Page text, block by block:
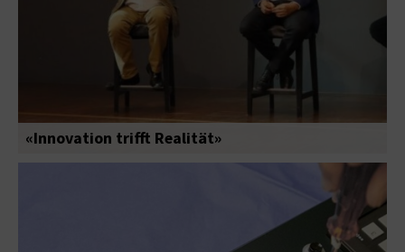
«Innovation trifft Realität»